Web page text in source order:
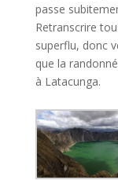
passe
Retranscrire
superflu, donc
que la
à Latacunga.